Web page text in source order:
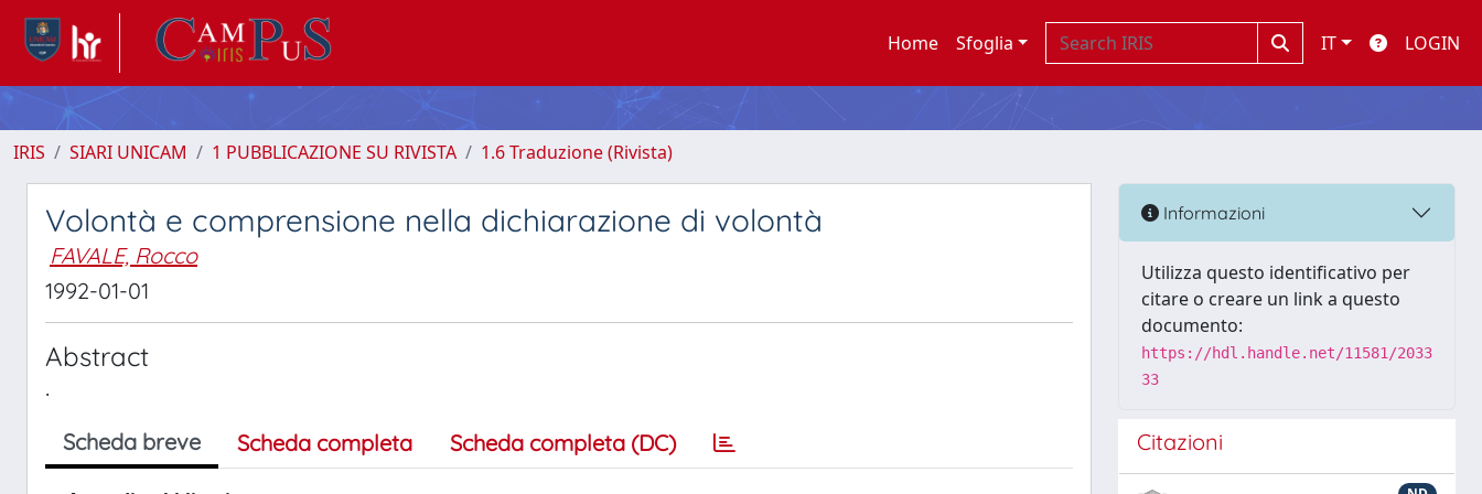
Home Sfoglia IT LOGIN
IRIS SIARI UNICAM 1 PUBBLICAZIONE SU RIVISTA 1.6 Traduzione (Rivista)
Volontà e comprensione nella dichiarazione di volontà
FAVALE, Rocco
1992-01-01
Abstract
.
Scheda breve Scheda completa Scheda completa (DC)
Informazioni
Utilizza questo identificativo per
citare o creare un link a questo
documento:
https://hdl.handle.net/11581/2033
33
Citazioni